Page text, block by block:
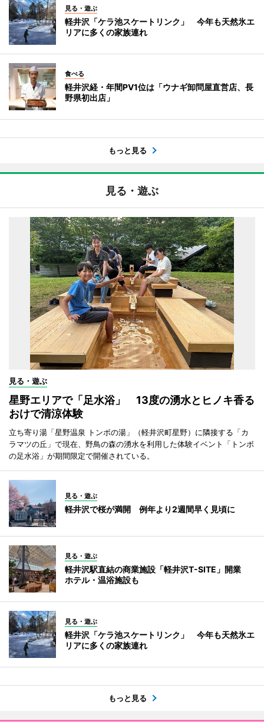
見る・遊ぶ
軽井沢「ケラ池スケートリンク」 今年も天然氷エ
リアに多くの家族連れ
食べる
軽井沢経・年間PV1位は「ウナギ卸問屋直営店、長
野県初出店」
もっと見る
見る・遊ぶ
見る・遊ぶ
星野エリアで「足水浴」 13度の湧水とヒノキ香る
おけで清涼体験
立ち寄り湯「星野温泉 トンボの湯」（軽井沢町星野）に隣接する「カ
ラマツの丘」で現在、野鳥の森の湧水を利用した体験イベント「トンボ
の足水浴」が期間限定で開催されている。
見る・遊ぶ
軽井沢で桜が満開 例年より2週間早く見頃に
見る・遊ぶ
軽井沢駅直結の商業施設「軽井沢T-SITE」開業
ホテル・温浴施設も
見る・遊ぶ
軽井沢「ケラ池スケートリンク」 今年も天然氷エ
リアに多くの家族連れ
もっと見る